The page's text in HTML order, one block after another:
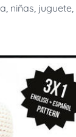
, niñas, juguete,